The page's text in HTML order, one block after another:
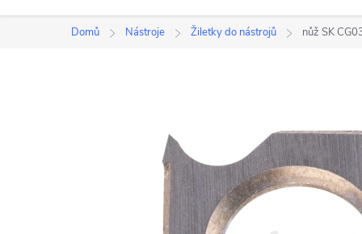
Domů Nástroje Žiletky do nástrojů nůž SK